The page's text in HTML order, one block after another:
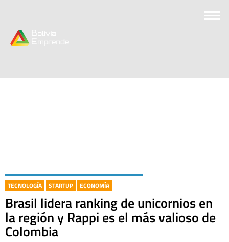
TECNOLOGÍA STARTUP ECONOMÍA
Brasil lidera ranking de unicornios en
la región y Rappi es el más valioso de
Colombia